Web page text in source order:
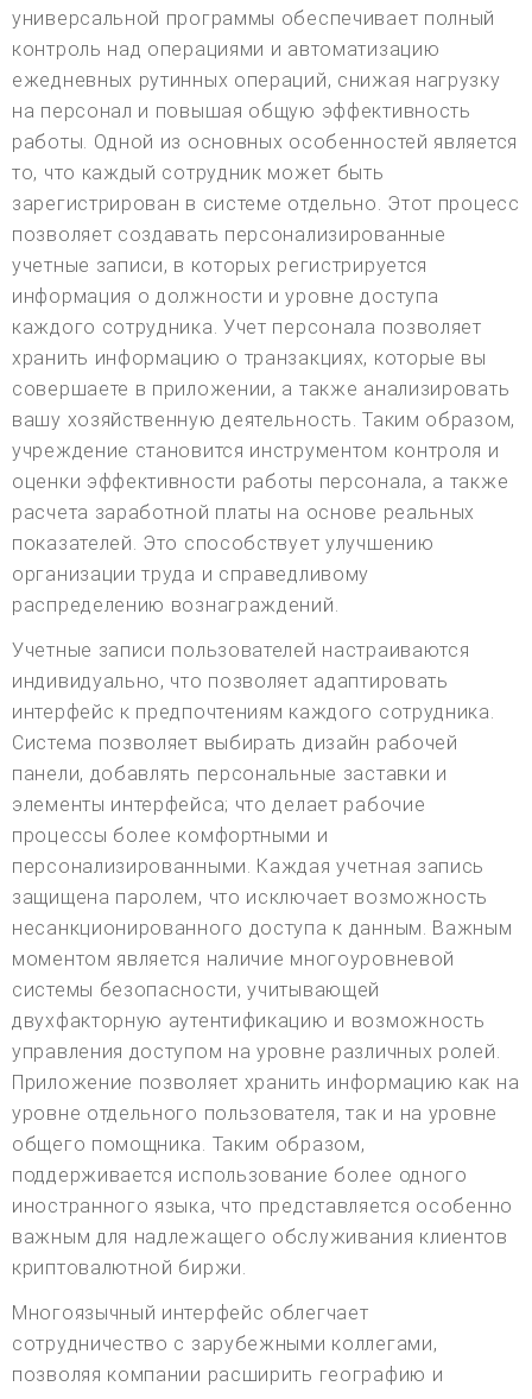
универсальной программы обеспечивает полный
контроль над операциями и автоматизацию
ежедневных рутинных операций, снижая нагрузку
на персонал и повышая общую эффективность
работы. Одной из основных особенностей является
то, что каждый сотрудник может быть
зарегистрирован в системе отдельно. Этот процесс
позволяет создавать персонализированные
учетные записи, в которых регистрируется
информация о должности и уровне доступа
каждого сотрудника. Учет персонала позволяет
хранить информацию о транзакциях, которые вы
совершаете в приложении, а также анализировать
вашу хозяйственную деятельность. Таким образом,
учреждение становится инструментом контроля и
оценки эффективности работы персонала, а также
расчета заработной платы на основе реальных
показателей. Это способствует улучшению
организации труда и справедливому
распределению вознаграждений.
Учетные записи пользователей настраиваются
индивидуально, что позволяет адаптировать
интерфейс к предпочтениям каждого сотрудника.
Система позволяет выбирать дизайн рабочей
панели, добавлять персональные заставки и
элементы интерфейса; что делает рабочие
процессы более комфортными и
персонализированными. Каждая учетная запись
защищена паролем, что исключает возможность
несанкционированного доступа к данным. Важным
моментом является наличие многоуровневой
системы безопасности, учитывающей
двухфакторную аутентификацию и возможность
управления доступом на уровне различных ролей.
Приложение позволяет хранить информацию как на
уровне отдельного пользователя, так и на уровне
общего помощника. Таким образом,
поддерживается использование более одного
иностранного языка, что представляется особенно
важным для надлежащего обслуживания клиентов
криптовалютной биржи.
Многоязычный интерфейс облегчает
сотрудничество с зарубежными коллегами,
позволяя компании расширить географию и